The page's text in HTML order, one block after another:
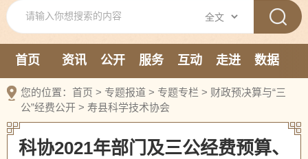
首页 资讯 公开 服务 互动 走进
数据
新媒体
您的位置： 首页 > 专题报道 > 专题专栏 > 财政预决算与“三
公”经费公开 > 寿县科学技术协会
科协2021年部门及三公经费预算、